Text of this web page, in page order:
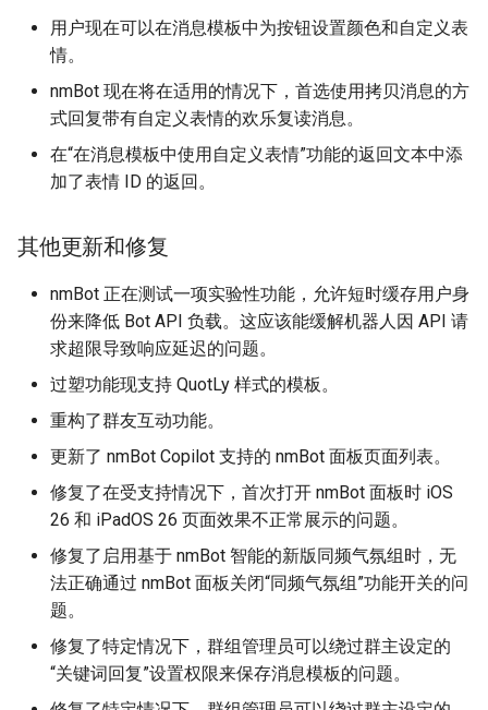
用户现在可以在消息模板中为按钮设置颜色和自定义表
情。
nmBot 现在将在适用的情况下，首选使用拷贝消息的方
式回复带有自定义表情的欢乐复读消息。
在“在消息模板中使用自定义表情”功能的返回文本中添
加了表情 ID 的返回。
其他更新和修复
nmBot 正在测试一项实验性功能，允许短时缓存用户身
份来降低 Bot API 负载。这应该能缓解机器人因 API 请
求超限导致响应延迟的问题。
过塑功能现支持 QuotLy 样式的模板。
重构了群友互动功能。
更新了 nmBot Copilot 支持的 nmBot 面板页面列表。
修复了在受支持情况下，首次打开 nmBot 面板时 iOS
26 和 iPadOS 26 页面效果不正常展示的问题。
修复了启用基于 nmBot 智能的新版同频气氛组时，无
法正确通过 nmBot 面板关闭“同频气氛组”功能开关的问
题。
修复了特定情况下，群组管理员可以绕过群主设定的
“关键词回复”设置权限来保存消息模板的问题。